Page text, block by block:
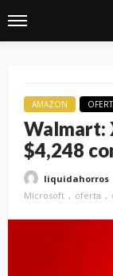
AMAZON
Walmart:
$4,248
liquidahorros
Microsoft
oferta